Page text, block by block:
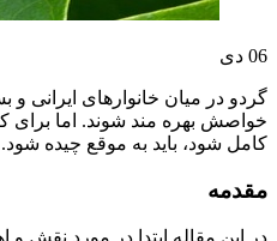
06 دی
گردو در میان خانوارهای ایرانی
خواصش بهره مند شوند. اما برای
کامل شود، باید به موقع چیده
مقدمه